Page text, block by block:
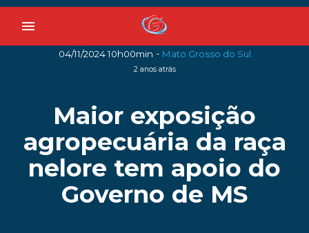
menu
04/11/2024 10h00min - Mato Grosso do Sul
2 anos atrás
Maior exposição
agropecuária da raça
nelore tem apoio do
Governo de MS